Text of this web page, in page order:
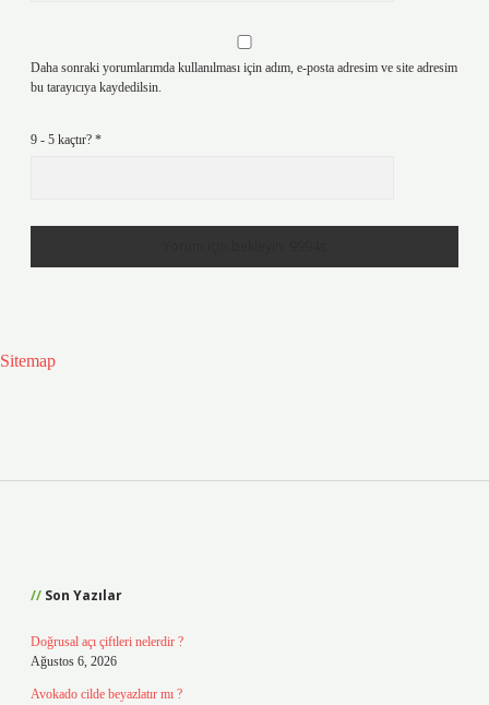
Daha sonraki yorumlarımda kullanılması için adım, e-posta adresim ve site adresim
bu tarayıcıya kaydedilsin.
9 - 5 kaçtır? *
Sitemap
Son Yazılar
Doğrusal açı çiftleri nelerdir ?
Ağustos 6, 2026
Avokado cilde beyazlatır mı ?